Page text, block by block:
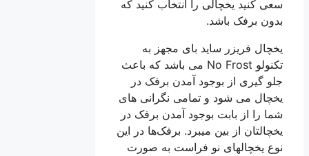
سعی کنید یخچالی را انتخاب کنید که
بدون برفک باشد.
یخچال فریزر ساید بای‌ مجهز به
تکنولو No Frost می باشد که باعث
جلو گیری از بوجود آمدن برفک در
یخچال می شود و تمامی نگرانی های
شما را از بابت بوجود آمدن برفک در
یخچالتان از بین میبرد. برفک‌ها در این
نوع یخچالهای نو فراست به صورت